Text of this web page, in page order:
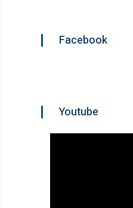
Facebook
Youtube